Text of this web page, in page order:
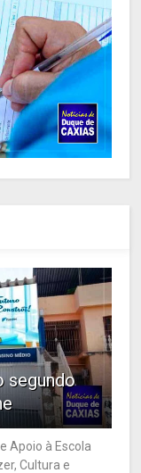
segundo
Apoio à Escola
Cultura e